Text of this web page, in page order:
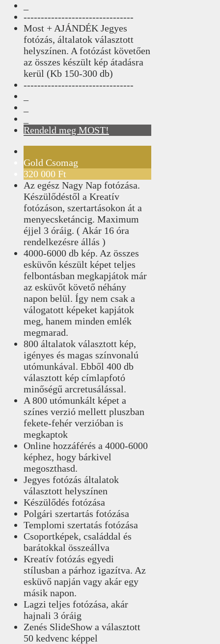
--------------------------------
Most + AJÁNDÉK Jegyes
fotózás, általatok választott
helyszínen. A fotózást követően
az összes készült kép átadásra
kerül (Kb 150-300 db)
--------------------------------
Rendeld meg MOST!
Gold Csomag
320 000 Ft
Az egész Nagy Nap fotózása.
Készülődéstől a Kreatív
fotózáson, szertartásokon át a
menyecsketáncig. Maximum
éjjel 3 óráig. ( Akár 16 óra
rendelkezésre állás )
4000-6000 db kép. Az összes
esküvőn készült képet teljes
felbontásban megkapjátok már
az esküvőt követő néhány
napon belül. Így nem csak a
válogatott képeket kapjátok
meg, hanem minden emlék
megmarad.
800 általatok választott kép,
igényes és magas színvonalú
utómunkával. Ebből 400 db
választott kép címlapfotó
minőségű arcretusálással.
A 800 utómunkált képet a
színes verzió mellett pluszban
fekete-fehér verzióban is
megkaptok
Online hozzáférés a 4000-6000
képhez, hogy bárkivel
megoszthasd.
Jegyes fotózás általatok
választott helyszínen
Készülődés fotózása
Polgári szertartás fotózása
Templomi szertatás fotózása
Csoportképek, családdal és
barátokkal összeállva
Kreatív fotózás egyedi
stílusban a párhoz igazítva. Az
esküvő napján vagy akár egy
másik napon.
Lagzi teljes fotózása, akár
hajnali 3 óráig
Zenés SlideShow a választott
50 kedvenc képpel